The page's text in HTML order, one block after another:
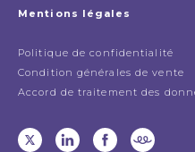
Mentions légales
Politique de confidentialité
Condition générales de vente
Accord de traitement des